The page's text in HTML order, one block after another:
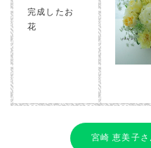
完成したお
花
宮崎 恵美子